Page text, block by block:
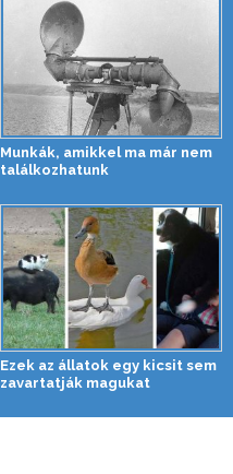
Munkák, amikkel ma már nem
találkozhatunk
Ezek az állatok egy kicsit sem
zavartatják magukat